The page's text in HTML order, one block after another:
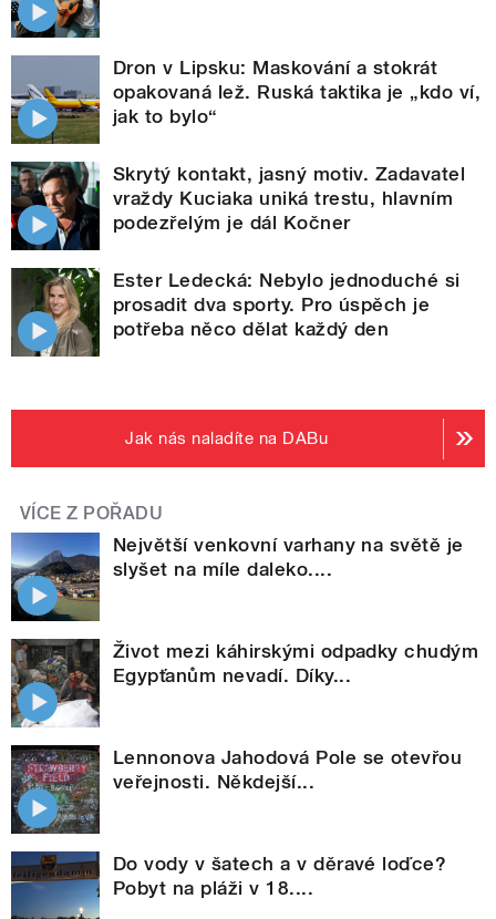
Dron v Lipsku: Maskování a stokrát
opakovaná lež. Ruská taktika je „kdo ví,
jak to bylo“
Skrytý kontakt, jasný motiv. Zadavatel
vraždy Kuciaka uniká trestu, hlavním
podezřelým je dál Kočner
Ester Ledecká: Nebylo jednoduché si
prosadit dva sporty. Pro úspěch je
potřeba něco dělat každý den
Jak nás naladíte na DABu
VÍCE Z POŘADU
Největší venkovní varhany na světě je
slyšet na míle daleko....
Život mezi káhirskými odpadky chudým
Egypťanům nevadí. Díky...
Lennonova Jahodová Pole se otevřou
veřejnosti. Někdejší...
Do vody v šatech a v děravé loďce?
Pobyt na pláži v 18....